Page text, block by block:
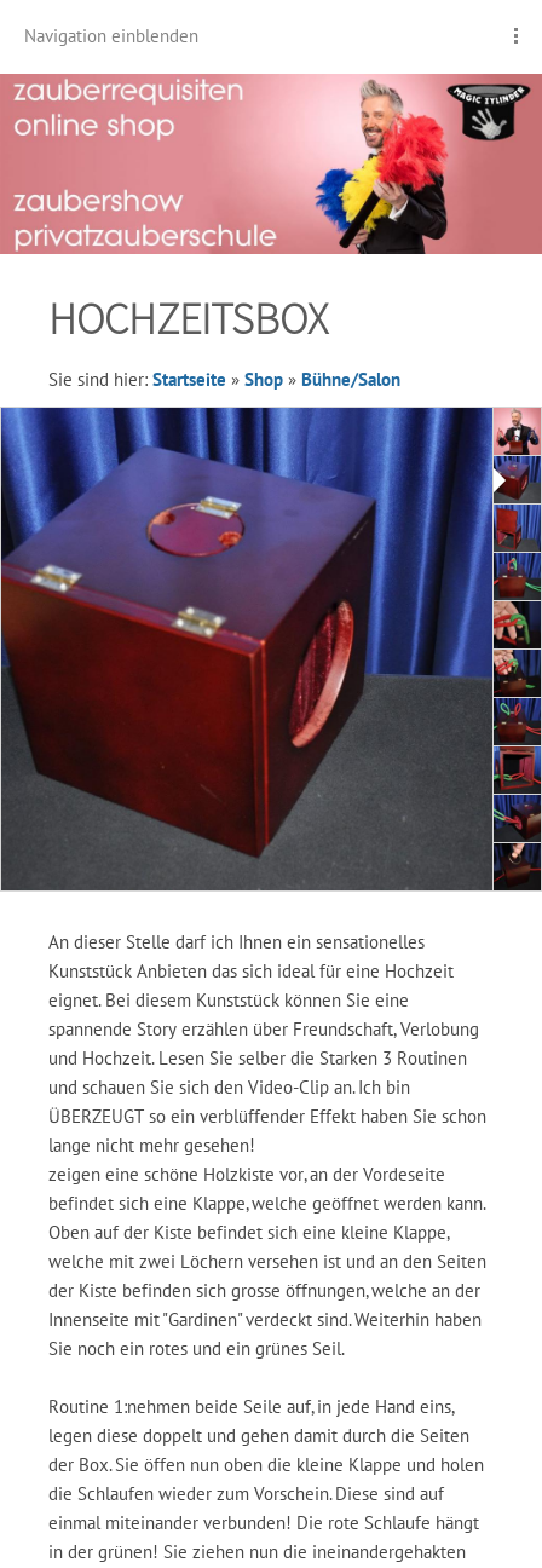
Navigation einblenden
HOCHZEITSBOX
Sie sind hier: Startseite » Shop » Bühne/Salon
An dieser Stelle darf ich Ihnen ein sensationelles
Kunststück Anbieten das sich ideal für eine Hochzeit
eignet. Bei diesem Kunststück können Sie eine
spannende Story erzählen über Freundschaft, Verlobung
und Hochzeit. Lesen Sie selber die Starken 3 Routinen
und schauen Sie sich den Video-Clip an. Ich bin
ÜBERZEUGT so ein verblüffender Effekt haben Sie schon
lange nicht mehr gesehen!
zeigen eine schöne Holzkiste vor, an der Vordeseite
befindet sich eine Klappe, welche geöffnet werden kann.
Oben auf der Kiste befindet sich eine kleine Klappe,
welche mit zwei Löchern versehen ist und an den Seiten
der Kiste befinden sich grosse öffnungen, welche an der
Innenseite mit "Gardinen" verdeckt sind. Weiterhin haben
Sie noch ein rotes und ein grünes Seil.
Routine 1:nehmen beide Seile auf, in jede Hand eins,
legen diese doppelt und gehen damit durch die Seiten
der Box. Sie öffen nun oben die kleine Klappe und holen
die Schlaufen wieder zum Vorschein. Diese sind auf
einmal miteinander verbunden! Die rote Schlaufe hängt
in der grünen! Sie ziehen nun die ineinandergehakten